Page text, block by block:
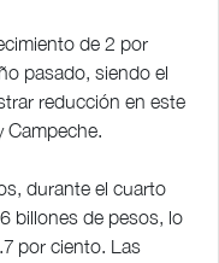
de 2 por
pasado, siendo el
reducción en este
Campeche.
durante el cuarto
billones de pesos, lo
por ciento. Las